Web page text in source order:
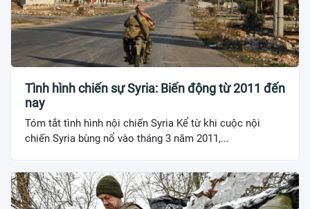
Tình hình chiến sự Syria: Biến động từ 2011 đến
nay
Tóm tắt tình hình nội chiến Syria Kể từ khi cuộc nội
chiến Syria bùng nổ vào tháng 3 năm 2011,...